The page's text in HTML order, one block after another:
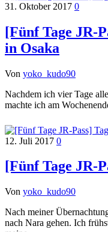
31. Oktober 2017 0
[Fünf Tage JR-
in Osaka
Von yoko_kudo90
Nachdem ich vier Tage
machte ich am
12. Juli 2017 0
[Fünf Tage JR-
Von yoko_kudo90
Nach meiner
nach Nara gehen. Ich